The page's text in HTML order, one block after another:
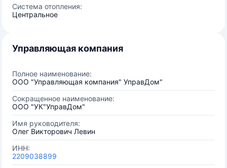
Система отопления:
Центральное
Управляющая компания
Полное наименование:
ООО "Управляющая компания" УправДом"
Сокращенное наименование:
ООО "УК"УправДом"
Имя руководителя:
Олег Викторович Левин
ИНН:
2209038899